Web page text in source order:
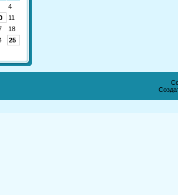
4
11
18
25